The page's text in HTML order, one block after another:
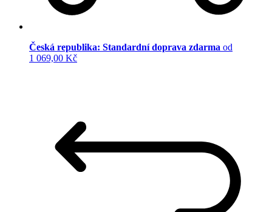
Česká republika: Standardní doprava zdarma od
1 069,00 Kč